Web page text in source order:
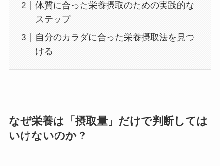
体質に合った栄養摂取のための実践的な
ステップ
自分のカラダに合った栄養摂取法を見つ
ける
なぜ栄養は「摂取量」だけで判断しては
いけないのか？